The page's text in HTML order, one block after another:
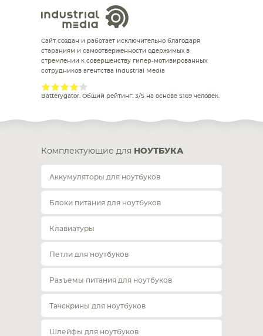
Сайт создан и работает исключительно благодаря
стараниям и самоотверженности одержимых в
стремлении к совершенству гипер-мотивированных
сотрудников агентства Industrial Media
Batterygator. Общий рейтинг: 3/5 на основе 5169 человек.
Комплектующие для НОУТБУКА
Аккумуляторы для ноутбуков
Блоки питания для ноутбуков
Клавиатуры
Петли для ноутбуков
Разъемы питания для ноутбуков
Тачскрины для ноутбуков
Шлейфы для ноутбуков